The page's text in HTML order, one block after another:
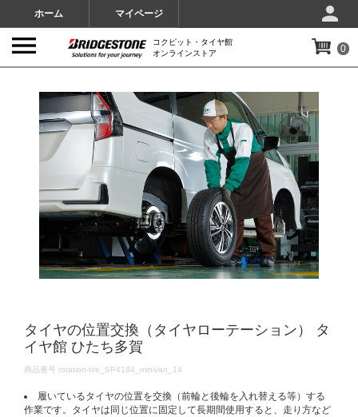
ホーム マイページ
コクピット・タイヤ館
オンラインストア
0
タイヤの位置交換（タイヤローテーション） タ
イヤ館 ひたち多賀
DETAILS
商品番号 rotation-tire_SP4184_minivan_14
履いているタイヤの位置を交換（前輪と後輪を入れ替える等）する
作業です。タイヤは同じ位置に固定して長期間使用すると、走り方など